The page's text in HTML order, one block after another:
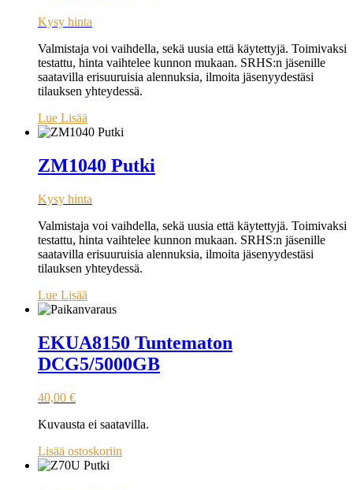
Kysy hinta
Valmistaja voi vaihdella, sekä uusia että käytettyjä. Toimivaksi
testattu, hinta vaihtelee kunnon mukaan. SRHS:n jäsenille
saatavilla erisuuruisia alennuksia, ilmoita jäsenyydestäsi
tilauksen yhteydessä.
Lue Lisää
ZM1040 Putki
Kysy hinta
Valmistaja voi vaihdella, sekä uusia että käytettyjä. Toimivaksi
testattu, hinta vaihtelee kunnon mukaan. SRHS:n jäsenille
saatavilla erisuuruisia alennuksia, ilmoita jäsenyydestäsi
tilauksen yhteydessä.
Lue Lisää
EKUA8150 Tuntematon
DCG5/5000GB
40,00 €
Kuvausta ei saatavilla.
Lisää ostoskoriin